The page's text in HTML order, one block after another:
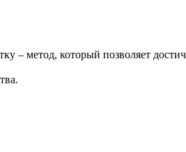
– метод, который позволяет